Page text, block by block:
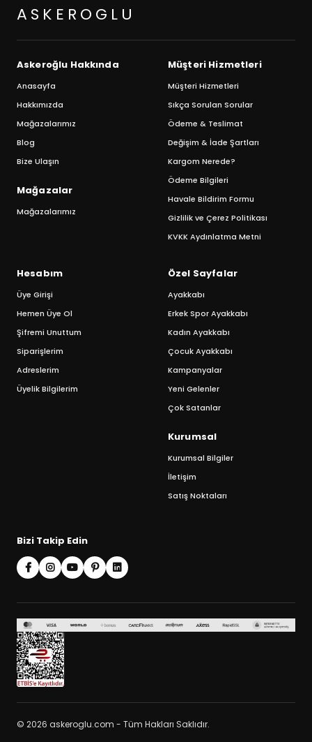
ASKEROGLU
Askeroğlu Hakkında
Anasayfa
Hakkımızda
Mağazalarımız
Blog
Bize Ulaşın
Mağazalar
Mağazalarımız
Müşteri Hizmetleri
Müşteri Hizmetleri
Sıkça Sorulan Sorular
Ödeme & Teslimat
Değişim & İade Şartları
Kargom Nerede?
Ödeme Bilgileri
Havale Bildirim Formu
Gizlilik ve Çerez Politikası
KVKK Aydınlatma Metni
Hesabım
Üye Girişi
Hemen Üye Ol
Şifremi Unuttum
Siparişlerim
Adreslerim
Üyelik Bilgilerim
Özel Sayfalar
Ayakkabı
Erkek Spor Ayakkabı
Kadın Ayakkabı
Çocuk Ayakkabı
Kampanyalar
Yeni Gelenler
Çok Satanlar
Kurumsal
Kurumsal Bilgiler
İletişim
Satış Noktaları
Bizi Takip Edin
© 2026 askeroglu.com - Tüm Hakları Saklıdır.